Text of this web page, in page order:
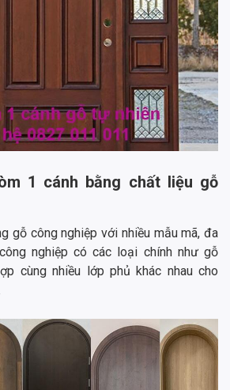
1 cánh bằng chất liệu gỗ
gỗ công nghiệp với nhiều mẫu mã, đa
nghiệp có các loại chính như gỗ
cùng nhiều lớp phủ khác nhau cho